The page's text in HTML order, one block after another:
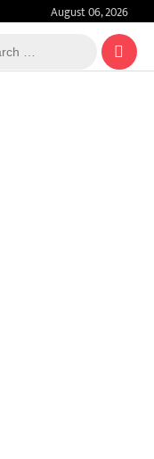
August 06, 2026
Search
…